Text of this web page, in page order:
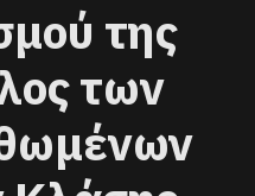
της
των